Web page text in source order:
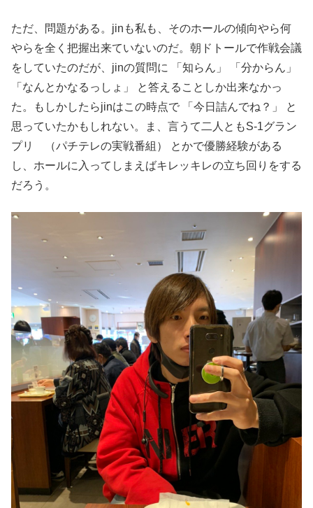
ただ、問題がある。jinも私も、そのホールの傾向やら何
やらを全く把握出来ていないのだ。朝ドトールで作戦会議
をしていたのだが、jinの質問に 「知らん」 「分からん」
「なんとかなるっしょ」 と答えることしか出来なかっ
た。もしかしたらjinはこの時点で 「今日詰んでね？」 と
思っていたかもしれない。ま、言うて二人ともS-1グラン
プリ （パチテレの実戦番組） とかで優勝経験がある
し、ホールに入ってしまえばキレッキレの立ち回りをする
だろう。